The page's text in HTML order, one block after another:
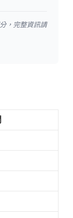
，完整資訊請